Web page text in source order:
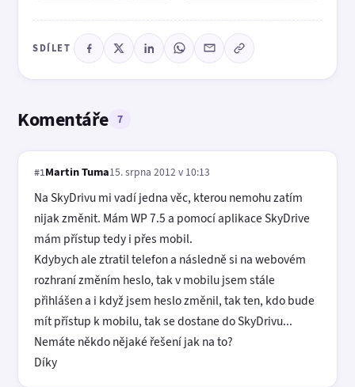
SDÍLET
Komentáře 7
#1Martin Tuma15. srpna 2012 v 10:13
Na SkyDrivu mi vadí jedna věc, kterou nemohu zatím
nijak změnit. Mám WP 7.5 a pomocí aplikace SkyDrive
mám přístup tedy i přes mobil.
Kdybych ale ztratil telefon a následně si na webovém
rozhraní změním heslo, tak v mobilu jsem stále
přihlášen a i když jsem heslo změnil, tak ten, kdo bude
mít přístup k mobilu, tak se dostane do SkyDrivu...
Nemáte někdo nějaké řešení jak na to?
Díky